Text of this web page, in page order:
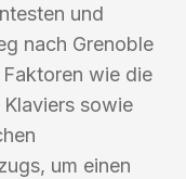
und
nach Grenoble
wie die
sowie
um einen